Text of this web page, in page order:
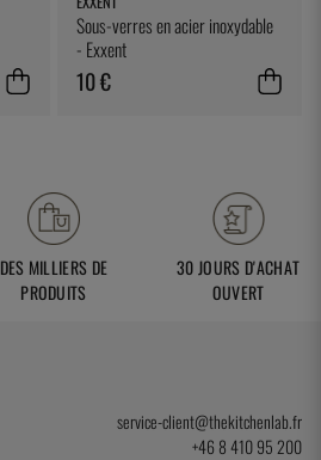
Sous-verres en acier inoxydable
- Exxent
10 €
DES MILLIERS DE
PRODUITS
30 JOURS D'ACHAT
OUVERT
service-client@thekitchenlab.fr
+46 8 410 95 200